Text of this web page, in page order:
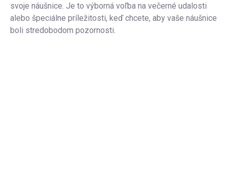
svoje náušnice. Je to výborná voľba na večerné udalosti
alebo špeciálne príležitosti, keď chcete, aby vaše náušnice
boli stredobodom pozornosti.